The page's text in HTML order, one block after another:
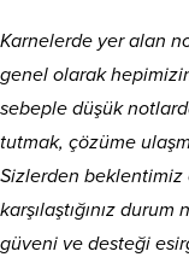
Karnelerde yer alan
genel olarak
sebeple düşük
tutmak, çözüme
Sizlerden
karşılaştığınız
güveni ve desteği